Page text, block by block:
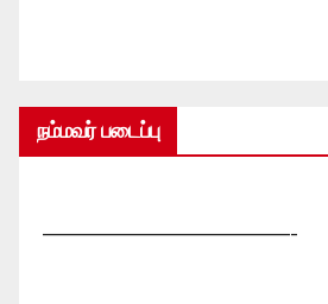
நம்மவர் படைப்பு
—————————————-